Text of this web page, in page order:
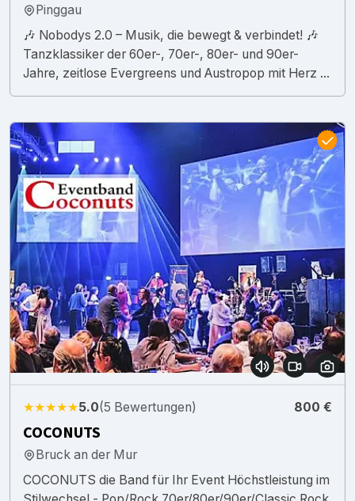
Pinggau
🎶 Nobodys 2.0 – Musik, die bewegt & verbindet! 🎶
Tanzklassiker der 60er-, 70er-, 80er- und 90er-
Jahre, zeitlose Evergreens und Austropop mit Herz ...
★★★★★5.0(5 Bewertungen) 800 €
COCONUTS
Bruck an der Mur
COCONUTS die Band für Ihr Event Höchstleistung im